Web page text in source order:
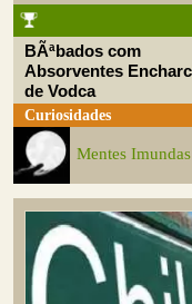
BÃªbados com
Absorventes
de Vodca
Curiosidades
Mentes